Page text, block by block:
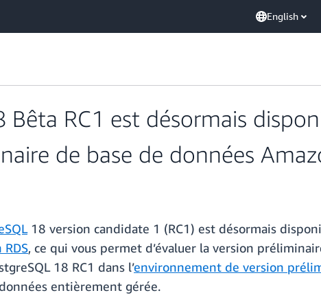
English
Bêta RC1 est désormais
de base de données
18 version candidate 1 (RC1) est désormais
, ce qui vous permet d’évaluer la version
18 RC1 dans l’environnement de version
entièrement gérée.